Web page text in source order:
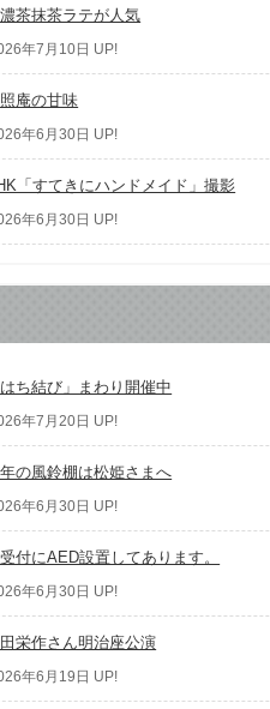
茶抹茶ラテが人気
年7月10日 UP!
庵の甘味
年6月30日 UP!
「すてきにハンドメイド」撮影
年6月30日 UP!
はち結び」まわり開催中
年7月20日 UP!
の風鈴棚は松姫さまへ
年6月30日 UP!
付にAED設置してあります。
年6月30日 UP!
栄作さん明治座公演
年6月19日 UP!